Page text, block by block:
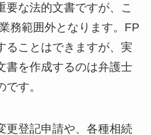
要な法的文書ですが、こ
務範囲外となります。FP
ることはできますが、実
書を作成するのは弁護士
す。
更登記申請や、各種相続